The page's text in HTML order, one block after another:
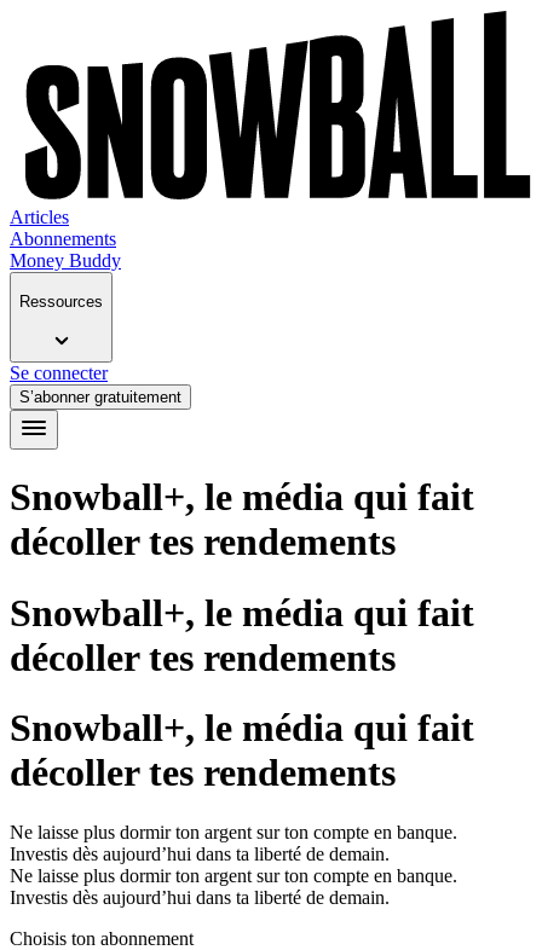
Articles
Abonnements
Money Buddy
Ressources
Se connecter
S’abonner gratuitement
Snowball+, le média qui fait
décoller tes rendements
Snowball+, le média qui fait
décoller tes rendements
Snowball+, le média qui fait
décoller tes rendements
Ne laisse plus dormir ton argent sur ton compte en banque.
Investis dès aujourd’hui dans ta liberté de demain.
Ne laisse plus dormir ton argent sur ton compte en banque.
Investis dès aujourd’hui dans ta liberté de demain.
Choisis ton abonnement